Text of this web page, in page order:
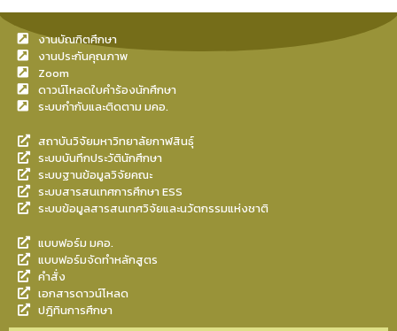
งานบัณฑิตศึกษา
งานประกันคุณภาพ
Zoom
ดาวน์โหลดใบคำร้องนักศึกษา
ระบบกำกับและติดตาม มคอ.
สถาบันวิจัยมหาวิทยาลัยกาฬสินธุ์
ระบบบันทึกประวัตินักศึกษา
ระบบฐานข้อมูลวิจัยคณะ
ระบบสารสนเทศการศึกษา ESS
ระบบข้อมูลสารสนเทศวิจัยและนวัตกรรมแห่งชาติ
แบบฟอร์ม มคอ.
แบบฟอร์มจัดทำหลักสูตร
คำสั่ง
เอกสารดาวน์โหลด
ปฎิทินการศึกษา